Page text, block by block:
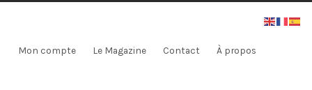
Mon compte Le Magazine Contact À propos